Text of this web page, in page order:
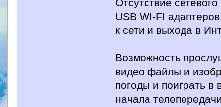
Отсутствие
USB WI-FI
к сети и выхода в
Возможность
видео файлы и
погоды и поиграть в
начала